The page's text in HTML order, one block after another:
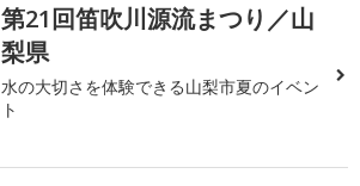
第21回笛吹川源流まつり／山
梨県
水の大切さを体験できる山梨市夏のイベン
ト